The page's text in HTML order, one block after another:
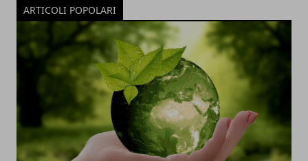
ARTICOLI POPOLARI